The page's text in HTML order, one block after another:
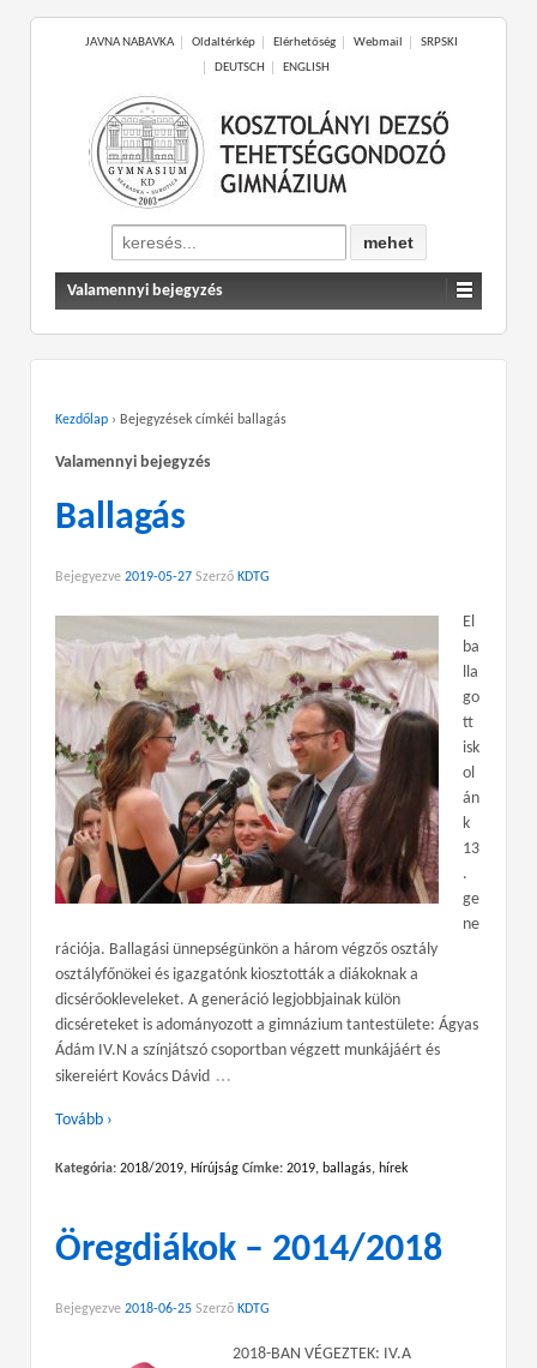
JAVNA NABAVKA Oldaltérkép Elérhetőség Webmail
SRPSKI
DEUTSCH
ENGLISH
Search
for:
Valamennyi bejegyzés
Kezdőlap › Bejegyzések címkéi ballagás
Valamennyi bejegyzés
Ballagás
Bejegyezve 2019-05-27 Szerző KDTG
El
ba
lla
go
tt
isk
ol
án
k
13
.
ge
ne
rációja. Ballagási ünnepségünkön a három végzős osztály
osztályfőnökei és igazgatónk kiosztották a diákoknak a
dicsérőokleveleket. A generáció legjobbjainak külön
dicséreteket is adományozott a gimnázium tantestülete: Ágyas
Ádám IV.N a színjátszó csoportban végzett munkájáért és
sikereiért Kovács Dávid …
Tovább ›
Kategória: 2018/2019, Hírújság Címke: 2019, ballagás, hírek
Öregdiákok – 2014/2018
Bejegyezve 2018-06-25 Szerző KDTG
2018-BAN VÉGEZTEK: IV.A